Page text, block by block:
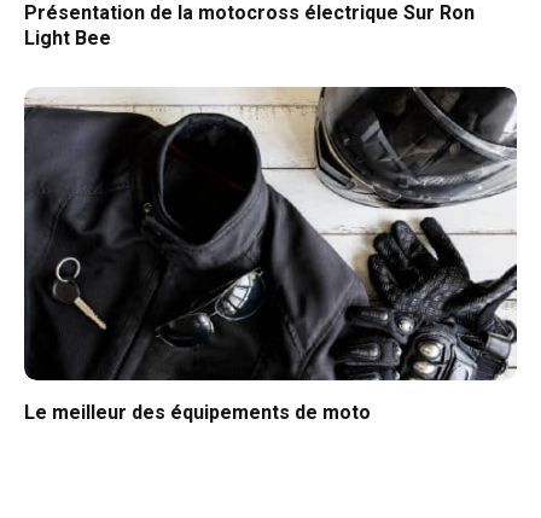
Présentation de la motocross électrique Sur Ron
Light Bee
Le meilleur des équipements de moto